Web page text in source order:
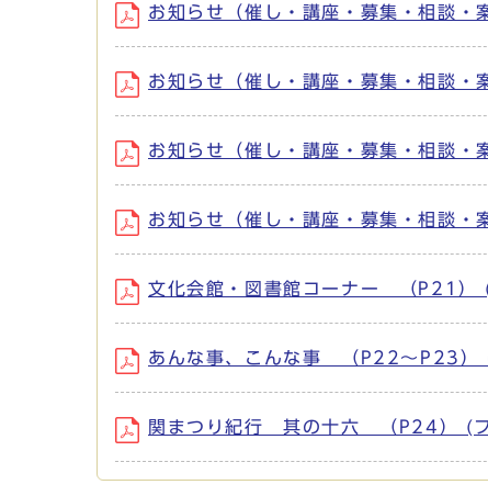
お知らせ（催し・講座・募集・相
お知らせ（催し・講座・募集・相
お知らせ（催し・講座・募集・相
お知らせ（催し・講座・募集・相
文化会館・図書館コーナー （P21
あんな事、こんな事 （P22～P23
関まつり紀行 其の十六 （P24） (